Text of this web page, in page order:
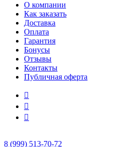
О компании
Как заказать
Доставка
Оплата
Гарантия
Бонусы
Отзывы
Контакты
Публичная оферта
8 (999) 513-70-72